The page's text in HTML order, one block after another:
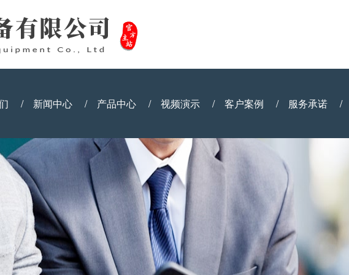
/ 新闻中心 / 产品中心 / 视频演示 / 客户案例 / 服务承诺 /